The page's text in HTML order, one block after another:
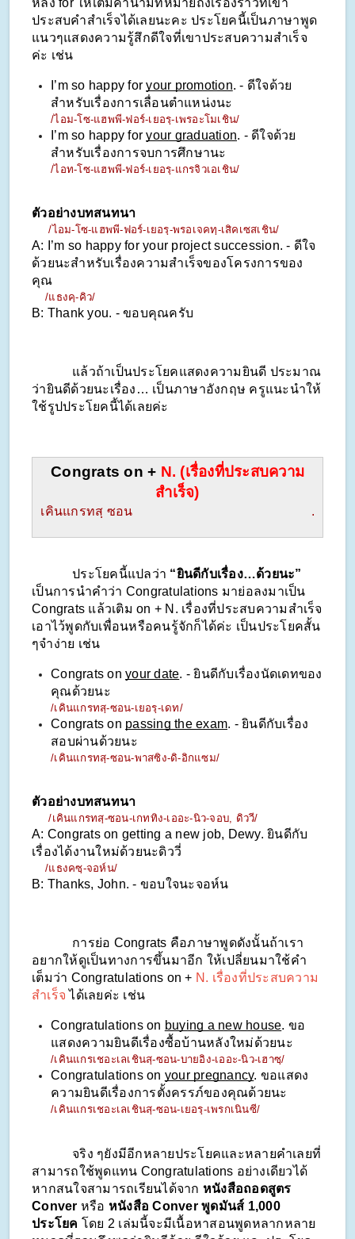
หลัง for ให้เติมคำนามที่หมายถึงเรื่องราวที่เขา
ประสบคำสำเร็จได้เลยนะคะ ประโยคนี้เป็นภาษาพูด
แนวๆแสดงความรู้สึกดีใจที่เขาประสบความสำเร็จ
ค่ะ เช่น
I’m so happy for your promotion. - ดีใจด้วย
สำหรับเรื่องการเลื่อนตำแหน่งนะ
/ไอม-โซ-แฮพพี-ฟอร์-เยอรฺ-เพรอะโมเชิน/
I’m so happy for your graduation. - ดีใจด้วย
สำหรับเรื่องการจบการศึกษานะ
/ไอท-โซ-แฮพพี-ฟอร์-เยอรฺ-แกรจิวเอเชิน/
ตัวอย่างบทสนทนา
/ไอม-โซ-แฮพพี-ฟอร์-เยอรฺ-พรอเจคทฺ-เสิคเซสเชิน/
A: I’m so happy for your project succession. - ดีใจ
ด้วยนะสำหรับเรื่องความสำเร็จของโครงการของ
คุณ
/แธงคฺ-คิว/
B: Thank you. - ขอบคุณครับ
แล้วถ้าเป็นประโยคแสดงความยินดี ประมาณ
ว่ายินดีด้วยนะเรื่อง… เป็นภาษาอังกฤษ ครูแนะนำให้
ใช้รูปประโยคนี้ได้เลยค่ะ
Congrats on + N. (เรื่องที่ประสบความ
สำเร็จ)
เคินแกรทสฺ ซอน                                                     .
ประโยคนี้แปลว่า “ยินดีกับเรื่อง…ด้วยนะ”
เป็นการนำคำว่า Congratulations มาย่อลงมาเป็น
Congrats แล้วเติม on + N. เรื่องที่ประสบความสำเร็จ
เอาไว้พูดกับเพื่อนหรือคนรู้จักก็ได้ค่ะ เป็นประโยคสั้น
ๆจำง่าย เช่น
Congrats on your date. - ยินดีกับเรื่องนัดเดทของ
คุณด้วยนะ
/เคินแกรทสฺ-ซอน-เยอรฺ-เดท/
Congrats on passing the exam. - ยินดีกับเรื่อง
สอบผ่านด้วยนะ
/เคินแกรทสฺ-ซอน-พาสซิง-ดิ-อิกแซม/
ตัวอย่างบทสนทนา
/เคินแกรทสฺ-ซอน-เกททิง-เออะ-นิว-จอบ, ดิววี/
A: Congrats on getting a new job, Dewy. ยินดีกับ
เรื่องได้งานใหม่ด้วยนะดิววี่
/แธงคซฺ-จอห์น/
B: Thanks, John. - ขอบใจนะจอห์น
การย่อ Congrats คือภาษาพูดดังนั้นถ้าเรา
อยากให้ดูเป็นทางการขึ้นมาอีก ให้เปลี่ยนมาใช้คำ
เต็มว่า Congratulations on + N. เรื่องที่ประสบความ
สำเร็จ ได้เลยค่ะ เช่น
Congratulations on buying a new house. ขอ
แสดงความยินดีเรื่องซื้อบ้านหลังใหม่ด้วยนะ
/เคินแกรเชอะเลเชินสฺ-ซอน-บายอิง-เออะ-นิว-เฮาซฺ/
Congratulations on your pregnancy. ขอแสดง
ความยินดีเรื่องการตั้งครรภ์ของคุณด้วยนะ
/เคินแกรเชอะเลเชินสฺ-ซอน-เยอรฺ-เพรกเนินซี/
จริง ๆยังมีอีกหลายประโยคและหลายคำเลยที่
สามารถใช้พูดแทน Congratulations อย่างเดียวได้
หากสนใจสามารถเรียนได้จาก หนังสือถอดสูตร
Conver หรือ หนังสือ Conver พูดมันส์ 1,000
ประโยค โดย 2 เล่มนี้จะมีเนื้อหาสอนพูดหลากหลาย